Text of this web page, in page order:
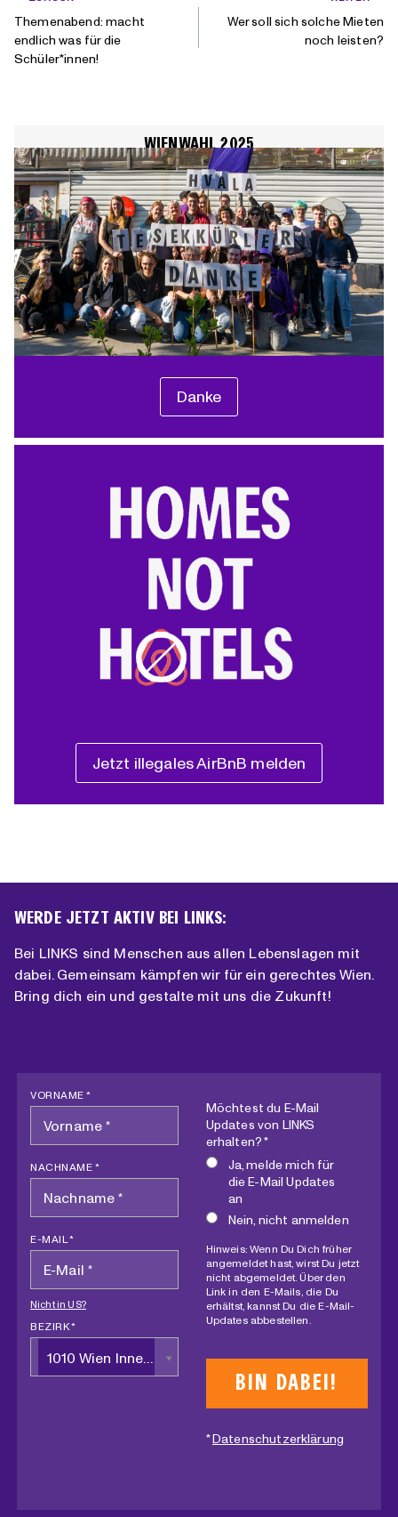
Themenabend: macht
endlich was für die
Schüler*innen!
Wer soll sich solche Mieten
noch leisten?
WIENWAHL 2025
Danke
Jetzt illegales AirBnB melden
WERDE JETZT AKTIV BEI LINKS:
Bei LINKS sind Menschen aus allen Lebenslagen mit
dabei. Gemeinsam kämpfen wir für ein gerechtes Wien.
Bring dich ein und gestalte mit uns die Zukunft!
VORNAME *
NACHNAME *
E-MAIL *
Nicht inUS?
BEZIRK *
1010 Wien Innere Stadt
Möchtest du E-Mail
Updates von LINKS
erhalten? *
Ja, melde mich für
die E-Mail Updates
an
Nein, nicht anmelden
Hinweis: Wenn Du Dich früher
angemeldet hast, wirst Du jetzt
nicht abgemeldet. Über den
Link in den E-Mails, die Du
erhältst, kannst Du die E-Mail-
Updates abbestellen.
*Datenschutzerklärung